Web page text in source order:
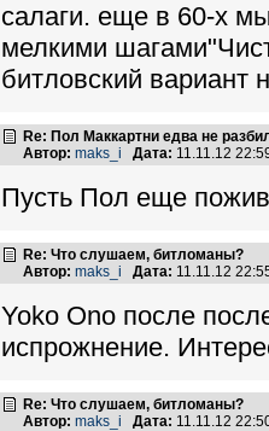
салаги. еще в 60-х
мелкими
битловский вариант
Re: Пол Маккартни едва не
Автор: maks_i Дата: 11.11.12
Пусть Пол еще
Re: Что слушаем, битломаны?
Автор: maks_i Дата: 11.11.12
Yoko Ono после
испрожнение.
Re: Что слушаем, битломаны?
Автор: maks_i Дата: 11.11.12